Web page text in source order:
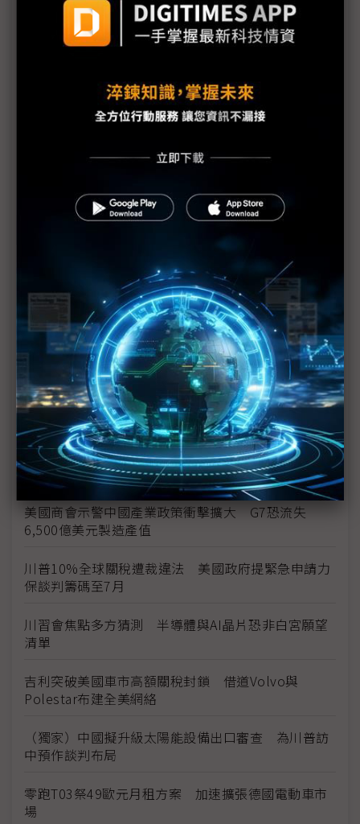
（獨家）美國重拳封堵中國供應鏈 儲能市場爆高價
搶購美製電池潮
美國汽車關稅衝擊擴大 車廠赴美投資面臨「四大阻
資分散風險
歐盟評估加入矽盛世宣言 強化AI與半導體供應鏈安
北美貿易陷十字路口 加中EV協議暗添堵USMCA談
觀察：從川習會隨團美企名單 看川普外交口袋裡的
「務實交易」
加拿大鬆綁中國電動車關稅 吉利Lotus率先出航、
Tesla疑「偷樑換柱」搶先降價
川普關稅違法啟動退款 已核發355億美元
川普全球關稅死裡逃生 聯邦法院暫維持10%關稅徵
收
美國商會示警中國產業政策衝擊擴大 G7恐流失
6,500億美元製造產值
川普10%全球關稅遭裁違法 美國政府提緊急申請力
保談判籌碼至7月
川習會焦點多方猜測 半導體與AI晶片恐非白宮願望
清單
吉利突破美國車市高額關稅封鎖 借道Volvo與
Polestar布建全美網絡
（獨家）中國擬升級太陽能設備出口審查 為川普訪
中預作談判布局
零跑T03祭49歐元月租方案 加速擴張德國電動車市
場